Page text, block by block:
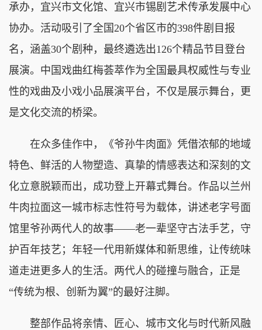
承办，宜兴市文化馆、宜兴市锡剧艺术传承发展中心
协办。活动吸引了全国20个省区市的398件剧目报
名，涵盖30个剧种，最终遴选出126个精品节目登台
展演。中国戏曲红梅荟萃作为全国最具权威性与专业
性的戏曲及小戏小品展演平台，不仅是展示舞台，更
是文化交流的桥梁。
在众多佳作中，《爷孙牛肉面》凭借浓郁的地域
特色、鲜活的人物塑造、真挚的情感表达和深刻的文
化立意脱颖而出，成功登上开幕式舞台。作品以兰州
牛肉拉面这一城市标志性符号为载体，讲述老字号面
馆里爷孙两代人的故事——老一辈坚守古法手艺，守
护百年技艺；年轻一代用新媒体和新思维，让传统味
道走进更多人的生活。两代人的碰撞与融合，正是
“传统为根、创新为翼”的最好注脚。
整部作品将亲情、匠心、城市文化与时代新风融